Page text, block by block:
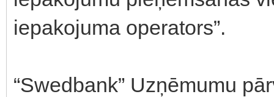
iepakojuma operators”.
“Swedbank” Uzņēmumu